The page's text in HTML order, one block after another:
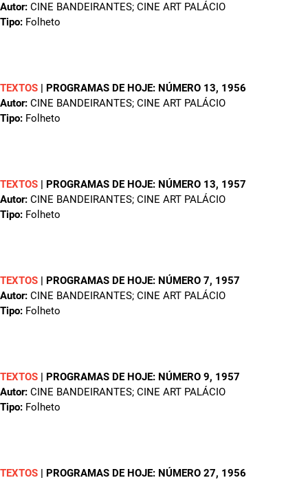
Autor: CINE BANDEIRANTES; CINE ART PALÁCIO
Tipo: Folheto
TEXTOS | PROGRAMAS DE HOJE: NÚMERO 13, 1956
Autor: CINE BANDEIRANTES; CINE ART PALÁCIO
Tipo: Folheto
TEXTOS | PROGRAMAS DE HOJE: NÚMERO 13, 1957
Autor: CINE BANDEIRANTES; CINE ART PALÁCIO
Tipo: Folheto
TEXTOS | PROGRAMAS DE HOJE: NÚMERO 7, 1957
Autor: CINE BANDEIRANTES; CINE ART PALÁCIO
Tipo: Folheto
TEXTOS | PROGRAMAS DE HOJE: NÚMERO 9, 1957
Autor: CINE BANDEIRANTES; CINE ART PALÁCIO
Tipo: Folheto
TEXTOS | PROGRAMAS DE HOJE: NÚMERO 27, 1956